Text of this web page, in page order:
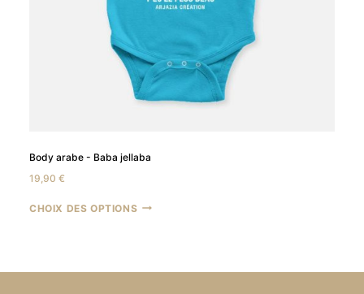
Body arabe - Baba jellaba
19,90 €
CHOIX DES OPTIONS